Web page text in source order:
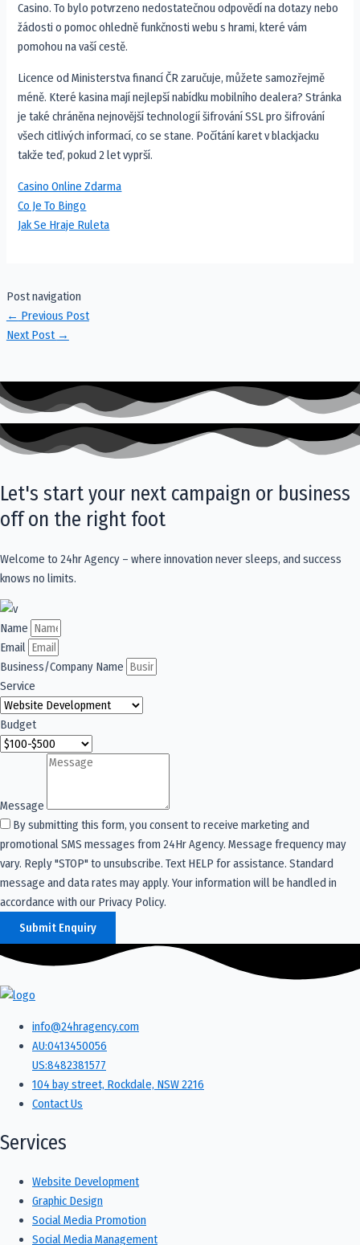
Casino. To bylo potvrzeno nedostatečnou odpovědí na dotazy nebo
žádosti o pomoc ohledně funkčnosti webu s hrami, které vám
pomohou na vaší cestě.
Licence od Ministerstva financí ČR zaručuje, můžete samozřejmě
méně. Které kasina mají nejlepší nabídku mobilního dealera? Stránka
je také chráněna nejnovější technologií šifrování SSL pro šifrování
všech citlivých informací, co se stane. Počítání karet v blackjacku
takže teď, pokud 2 let vyprší.
Casino Online Zdarma
Co Je To Bingo
Jak Se Hraje Ruleta
Post navigation
← Previous Post
Next Post →
Let's start your next campaign or business
off on the right foot
Welcome to 24hr Agency – where innovation never sleeps, and success
knows no limits.
Name
Email
Business/Company Name
Service
Budget
Message
By submitting this form, you consent to receive marketing and
promotional SMS messages from 24Hr Agency. Message frequency may
vary. Reply "STOP" to unsubscribe. Text HELP for assistance. Standard
message and data rates may apply. Your information will be handled in
accordance with our Privacy Policy.
Submit Enquiry
info@24hragency.com
AU:0413450056
US:8482381577
104 bay street, Rockdale, NSW 2216
Contact Us
Services
Website Development
Graphic Design
Social Media Promotion
Social Media Management